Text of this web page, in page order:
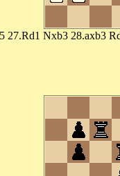
Nxb3 28.axb3